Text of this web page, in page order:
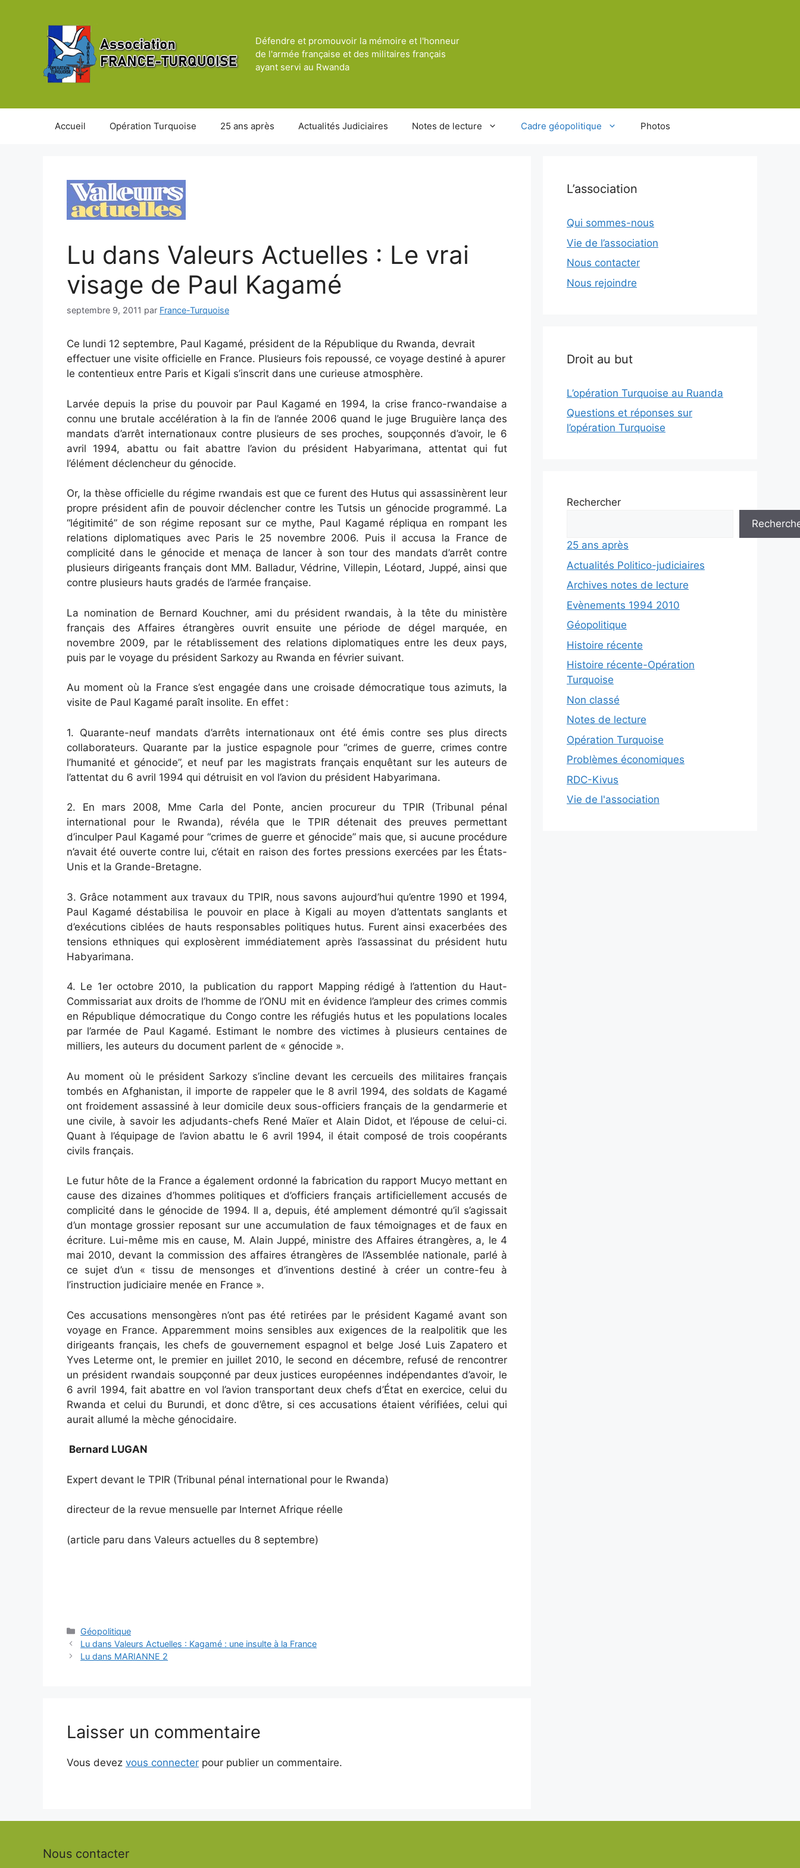
Défendre et promouvoir la mémoire et l'honneur
de l'armée française et des militaires français
ayant servi au Rwanda
Accueil Opération Turquoise 25 ans après Actualités Judiciaires Notes de lecture Cadre géopolitique Photos
Lu dans Valeurs Actuelles : Le vrai
visage de Paul Kagamé
septembre 9, 2011 par France-Turquoise
Ce lundi 12 septembre, Paul Kagamé, président de la République du Rwanda, devrait
effectuer une visite officielle en France. Plusieurs fois repoussé, ce voyage destiné à apurer
le contentieux entre Paris et Kigali s’inscrit dans une curieuse atmosphère.
Larvée depuis la prise du pouvoir par Paul Kagamé en 1994, la crise franco-rwandaise a
connu une brutale accélération à la fin de l’année 2006 quand le juge Bruguière lança des
mandats d’arrêt internationaux contre plusieurs de ses proches, soupçonnés d’avoir, le 6
avril 1994, abattu ou fait abattre l’avion du président Habyarimana, attentat qui fut
l’élément déclencheur du génocide.
Or, la thèse officielle du régime rwandais est que ce furent des Hutus qui assassinèrent leur
propre président afin de pouvoir déclencher contre les Tutsis un génocide programmé. La
“légitimité” de son régime reposant sur ce mythe, Paul Kagamé répliqua en rompant les
relations diplomatiques avec Paris le 25 novembre 2006. Puis il accusa la France de
complicité dans le génocide et menaça de lancer à son tour des mandats d’arrêt contre
plusieurs dirigeants français dont MM. Balladur, Védrine, Villepin, Léotard, Juppé, ainsi que
contre plusieurs hauts gradés de l’armée française.
La nomination de Bernard Kouchner, ami du président rwandais, à la tête du ministère
français des Affaires étrangères ouvrit ensuite une période de dégel marquée, en
novembre 2009, par le rétablissement des relations diplomatiques entre les deux pays,
puis par le voyage du président Sarkozy au Rwanda en février suivant.
Au moment où la France s’est engagée dans une croisade démocratique tous azimuts, la
visite de Paul Kagamé paraît insolite. En effet :
1. Quarante-neuf mandats d’arrêts internationaux ont été émis contre ses plus directs
collaborateurs. Quarante par la justice espagnole pour “crimes de guerre, crimes contre
l’humanité et génocide”, et neuf par les magistrats français enquêtant sur les auteurs de
l’attentat du 6 avril 1994 qui détruisit en vol l’avion du président Habyarimana.
2. En mars 2008, Mme Carla del Ponte, ancien procureur du TPIR (Tribunal pénal
international pour le Rwanda), révéla que le TPIR détenait des preuves permettant
d’inculper Paul Kagamé pour “crimes de guerre et génocide” mais que, si aucune procédure
n’avait été ouverte contre lui, c’était en raison des fortes pressions exercées par les États-
Unis et la Grande-Bretagne.
3. Grâce notamment aux travaux du TPIR, nous savons aujourd’hui qu’entre 1990 et 1994,
Paul Kagamé déstabilisa le pouvoir en place à Kigali au moyen d’attentats sanglants et
d’exécutions ciblées de hauts responsables politiques hutus. Furent ainsi exacerbées des
tensions ethniques qui explosèrent immédiatement après l’assassinat du président hutu
Habyarimana.
4. Le 1er octobre 2010, la publication du rapport Mapping rédigé à l’attention du Haut-
Commissariat aux droits de l’homme de l’ONU mit en évidence l’ampleur des crimes commis
en République démocratique du Congo contre les réfugiés hutus et les populations locales
par l’armée de Paul Kagamé. Estimant le nombre des victimes à plusieurs centaines de
milliers, les auteurs du document parlent de « génocide ».
Au moment où le président Sarkozy s’incline devant les cercueils des militaires français
tombés en Afghanistan, il importe de rappeler que le 8 avril 1994, des soldats de Kagamé
ont froidement assassiné à leur domicile deux sous-officiers français de la gendarmerie et
une civile, à savoir les adjudants-chefs René Maïer et Alain Didot, et l’épouse de celui-ci.
Quant à l’équipage de l’avion abattu le 6 avril 1994, il était composé de trois coopérants
civils français.
Le futur hôte de la France a également ordonné la fabrication du rapport Mucyo mettant en
cause des dizaines d’hommes politiques et d’officiers français artificiellement accusés de
complicité dans le génocide de 1994. Il a, depuis, été amplement démontré qu’il s’agissait
d’un montage grossier reposant sur une accumulation de faux témoignages et de faux en
écriture. Lui-même mis en cause, M. Alain Juppé, ministre des Affaires étrangères, a, le 4
mai 2010, devant la commission des affaires étrangères de l’Assemblée nationale, parlé à
ce sujet d’un « tissu de mensonges et d’inventions destiné à créer un contre-feu à
l’instruction judiciaire menée en France ».
Ces accusations mensongères n’ont pas été retirées par le président Kagamé avant son
voyage en France. Apparemment moins sensibles aux exigences de la realpolitik que les
dirigeants français, les chefs de gouvernement espagnol et belge José Luis Zapatero et
Yves Leterme ont, le premier en juillet 2010, le second en décembre, refusé de rencontrer
un président rwandais soupçonné par deux justices européennes indépendantes d’avoir, le
6 avril 1994, fait abattre en vol l’avion transportant deux chefs d’État en exercice, celui du
Rwanda et celui du Burundi, et donc d’être, si ces accusations étaient vérifiées, celui qui
aurait allumé la mèche génocidaire.
Bernard LUGAN
Expert devant le TPIR (Tribunal pénal international pour le Rwanda)
directeur de la revue mensuelle par Internet Afrique réelle
(article paru dans Valeurs actuelles du 8 septembre)
Catégories
Géopolitique
Lu dans Valeurs Actuelles : Kagamé : une insulte à la France
Lu dans MARIANNE 2
Laisser un commentaire
Vous devez vous connecter pour publier un commentaire.
L’association
Qui sommes-nous
Vie de l’association
Nous contacter
Nous rejoindre
Droit au but
L’opération Turquoise au Ruanda
Questions et réponses sur
l’opération Turquoise
Rechercher
25 ans après
Actualités Politico-judiciaires
Archives notes de lecture
Evènements 1994 2010
Géopolitique
Histoire récente
Histoire récente-Opération
Turquoise
Non classé
Notes de lecture
Opération Turquoise
Problèmes économiques
RDC-Kivus
Vie de l'association
Nous contacter